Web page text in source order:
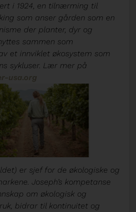
i 1924, en tilnærming til
som anser gården som en
der planter, dyr og
sammen som
et innviklet økosystem som
sykluser. Lær mer på
usa.org
er sjef for de økologiske og
Joseph’s kompetanse
om økologisk og
bidrar til kontinuitet og